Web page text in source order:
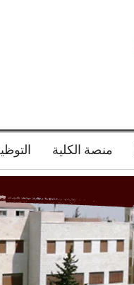
منصة الكلية